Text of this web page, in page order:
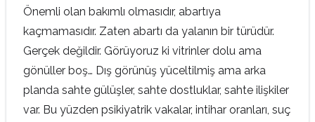
Önemli olan bakımlı olmasıdır, abartıya
kaçmamasıdır. Zaten abartı da yalanın bir türüdür.
Gerçek değildir. Görüyoruz ki vitrinler dolu ama
gönüller boş… Dış görünüş yüceltilmiş ama arka
planda sahte gülüşler, sahte dostluklar, sahte ilişkiler
var. Bu yüzden psikiyatrik vakalar, intihar oranları, suç